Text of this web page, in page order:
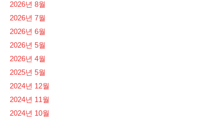
2026년 8월
2026년 7월
2026년 6월
2026년 5월
2026년 4월
2025년 5월
2024년 12월
2024년 11월
2024년 10월